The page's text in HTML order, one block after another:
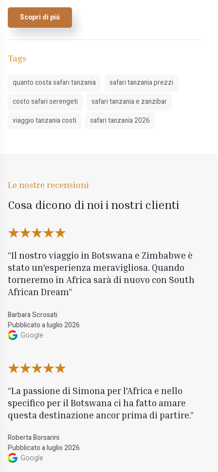
Scopri di più
Tags
quanto costa safari tanzania
safari tanzania prezzi
costo safari serengeti
safari tanzania e zanzibar
viaggio tanzania costi
safari tanzania 2026
Le nostre recensioni
Cosa dicono di noi i nostri clienti
Il nostro viaggio in Botswana e Zimbabwe è
stato un'esperienza meravigliosa. Quando
torneremo in Africa sarà di nuovo con South
African Dream
Barbara Scrosati
Pubblicato a luglio 2026
Google
La passione di Simona per l'Africa e nello
specifico per il Botswana ci ha fatto amare
questa destinazione ancor prima di partire.
Roberta Borsarini
Pubblicato a luglio 2026
Google